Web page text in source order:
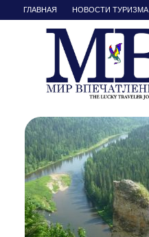
ГЛАВНАЯ НОВОСТИ ТУРИЗМА